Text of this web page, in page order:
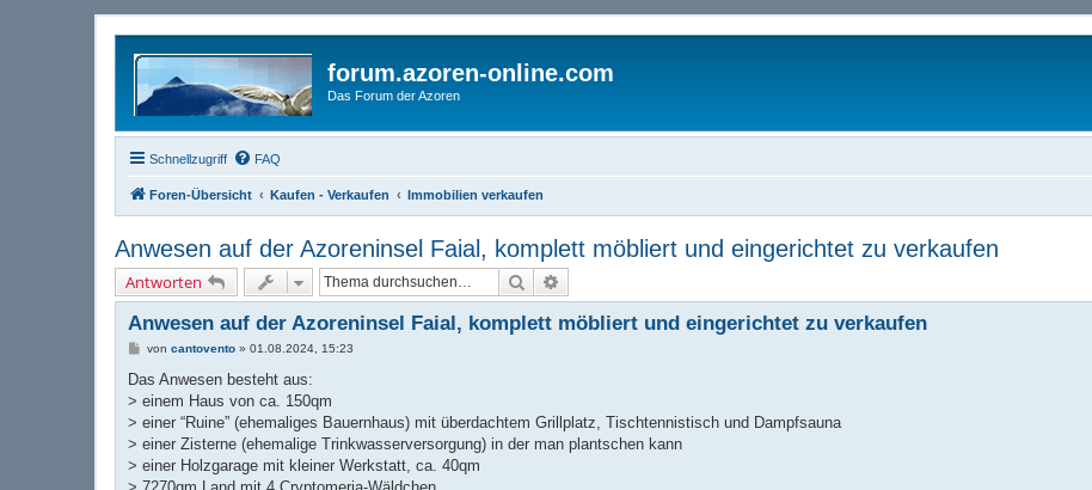
forum.azoren-online.com
Das Forum der Azoren
Schnellzugriff FAQ
Foren-Übersicht Kaufen - Verkaufen Immobilien verkaufen
Anwesen auf der Azoreninsel Faial, komplett möbliert und eingerichtet zu verkaufen
Antworten Suche
Anwesen auf der Azoreninsel Faial, komplett möbliert und eingerichtet zu verkaufen
B
i
r
a
von cantovento» 01.08.2024, 15:23
Das Anwesen besteht aus:
> einem Haus von ca. 150qm
> einer “Ruine” (ehemaliges Bauernhaus) mit überdachtem Grillplatz, Tischtennistisch und Dampfsauna
> einer Zisterne (ehemalige Trinkwasserversorgung) in der man plantschen kann
> einer Holzgarage mit kleiner Werkstatt, ca. 40qm